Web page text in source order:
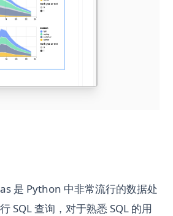
是 Python 中非常流行的数据处
SQL 查询，对于熟悉 SQL 的用